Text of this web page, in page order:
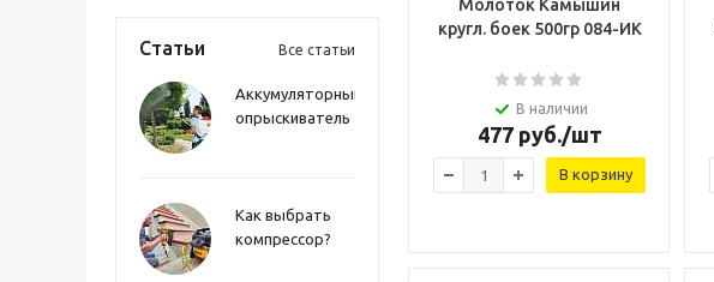
Статьи Все статьи
Аккумуляторный
опрыскиватель
Как выбрать
компрессор?
Молоток Камышин
кругл. боек 500гр 084-ИК
В наличии
477руб./шт
В корзину